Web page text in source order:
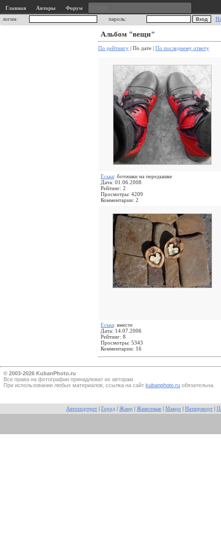
Главная Авторы
Форум
логин:
пароль:
Альбом "вещи"
По рейтингу | По дате | По последнему ответу
Еська: ботишки на передышке
Дата: 01.06.2008
Рейтинг: 2
Просмотры: 4209
Комментарии: 2
Еська: вместе
Дата: 14.07.2006
Рейтинг: 8
Просмотры: 5343
Комментарии: 16
© 2003-2026 KubanPhoto.ru
Все прaва на фотографии принадлежат их авторам.
При использовании любых материалов, ссылка на сайт kubanphoto.ru обязательна.
Автопортрет Город Жанр Животные Макро Натюрморт